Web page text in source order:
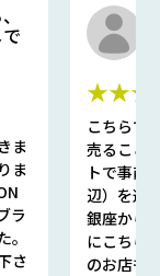
ま
ま
ラ
さ
こちらで
売ること
トで事前
辺）を選
銀座から
にこちら
のお店も